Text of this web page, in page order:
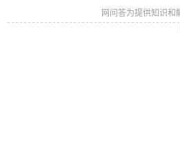
网问答为提供知识和